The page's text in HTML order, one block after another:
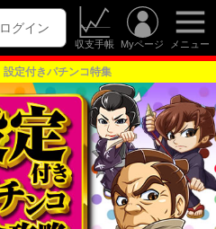
ログイン
収支手帳 Myページ メニュー
設定付きパチンコ特集